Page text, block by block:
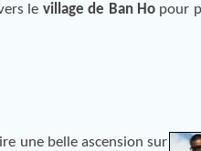
le village de Ban Hopour
une belle ascension sur